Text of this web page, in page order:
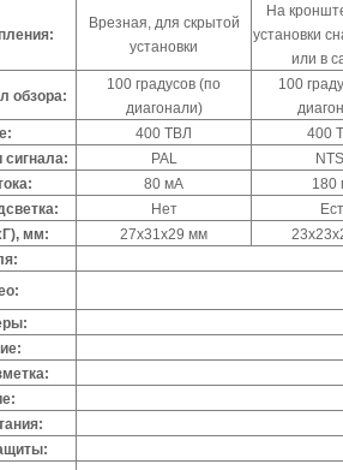
Врезная, для скрытой
установки
На
установки
или в
обзора:
100 градусов (по
диагонали)
100
400 ТВЛ
400
сигнала:
PAL
80 мА
180
Нет
мм:
27х31х29 мм